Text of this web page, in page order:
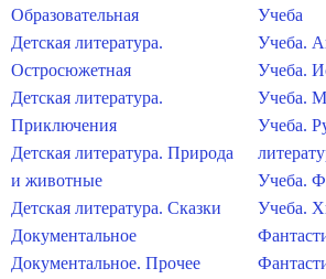
Образовательная
Детская литература.
Остросюжетная
Детская литература.
Приключения
Детская литература. Природа
и животные
Детская литература. Сказки
Документальное
Документальное. Прочее
Учеба
Учеба.
Учеба.
Учеба.
Учеба.
Учеба.
Учеба.